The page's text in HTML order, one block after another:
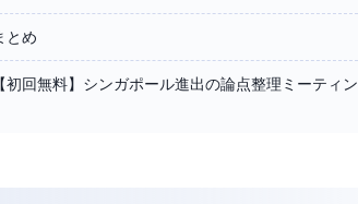
とめ
【初回無料】シンガポール進出の論点整理ミーティ